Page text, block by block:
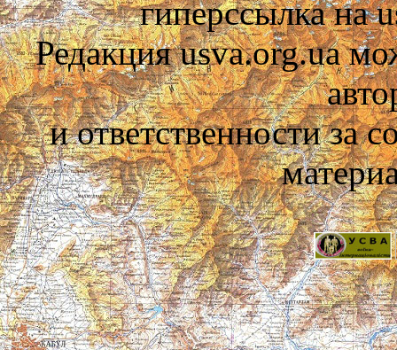
гиперссылка на
Редакция usva.org.ua
и ответственности за